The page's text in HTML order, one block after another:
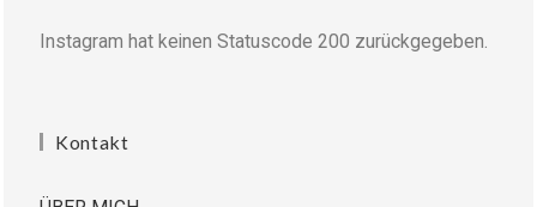
Instagram hat keinen Statuscode 200 zurückgegeben.
Kontakt